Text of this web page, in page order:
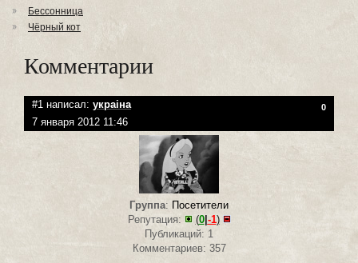
Бессонница
Чёрный кот
Комментарии
#1 написал: украiна 0
7 января 2012 11:46
Группа: Посетители
Репутация:
(0|-1)
Публикаций: 1
Комментариев: 357